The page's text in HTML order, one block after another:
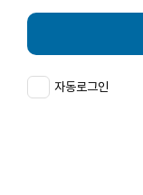
자동로그인